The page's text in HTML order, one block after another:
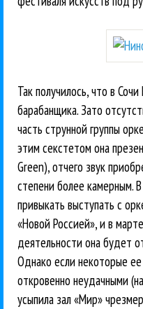
Так получилось, что в
барабанщика. Зато
часть струнной группы
этим секстетом она
Green), отчего звук
степени более камерным.
привыкать выступать с
«Новой Россией», и в
деятельности она будет
Однако если некоторые
откровенно неудачными
усыпила зал «Мир»